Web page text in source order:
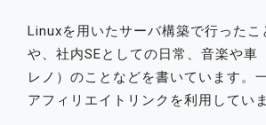
Linuxを用いたサーバ構築で行ったこ
や、社内SEとしての日常、音楽や車
レノ）のことなどを書いています。
アフィリエイトリンクを利用してい